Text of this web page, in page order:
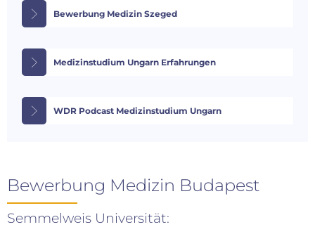
Bewerbung Medizin Szeged
Medizinstudium Ungarn Erfahrungen
WDR Podcast Medizinstudium Ungarn
Bewerbung Medizin Budapest
Semmelweis Universität: